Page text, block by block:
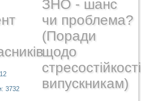
3732
ЗНО - шанс
чи проблема?
(Поради
щодо
стресостійкості
випускникам)